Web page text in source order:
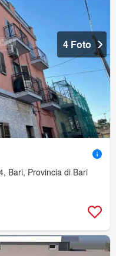
4 Foto
Bari, Provincia di Bari